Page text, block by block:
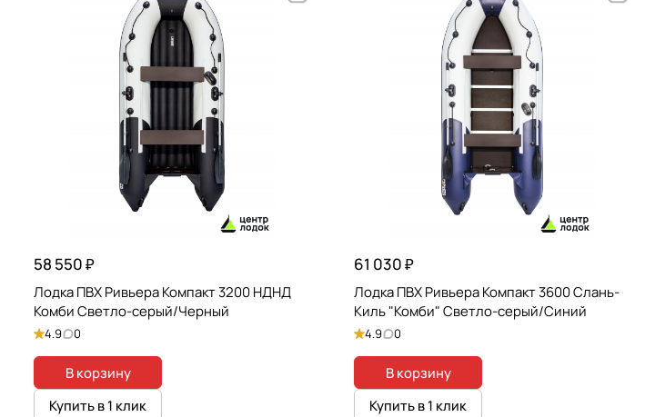
58 550 ₽
Лодка ПВХ Ривьера Компакт 3200 НДНД
Комби Светло-серый/Черный
4.9 0
В корзину
Купить в 1 клик
61 030 ₽
Лодка ПВХ Ривьера Компакт 3600 Слань-
Киль "Комби" Светло-серый/Синий
4.9 0
В корзину
Купить в 1 клик